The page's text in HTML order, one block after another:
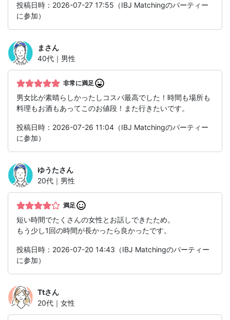
投稿日時：2026-07-27 17:55（IBJ Matchingのパーティー
に参加）
ま さん
40代｜男性
非常に満足
男女比が素晴らしかったしコスパ最高でした！時間も場所も
料理もお酒もあってこのお値段！また行きたいです。
投稿日時：2026-07-26 11:04（IBJ Matchingのパーティー
に参加）
ゆうたさん
20代｜男性
満足
短い時間でたくさんの女性とお話しできたため。
もう少し1回の時間が長かったら良かったです。
投稿日時：2026-07-20 14:43（IBJ Matchingのパーティー
に参加）
Ttさん
20代｜女性